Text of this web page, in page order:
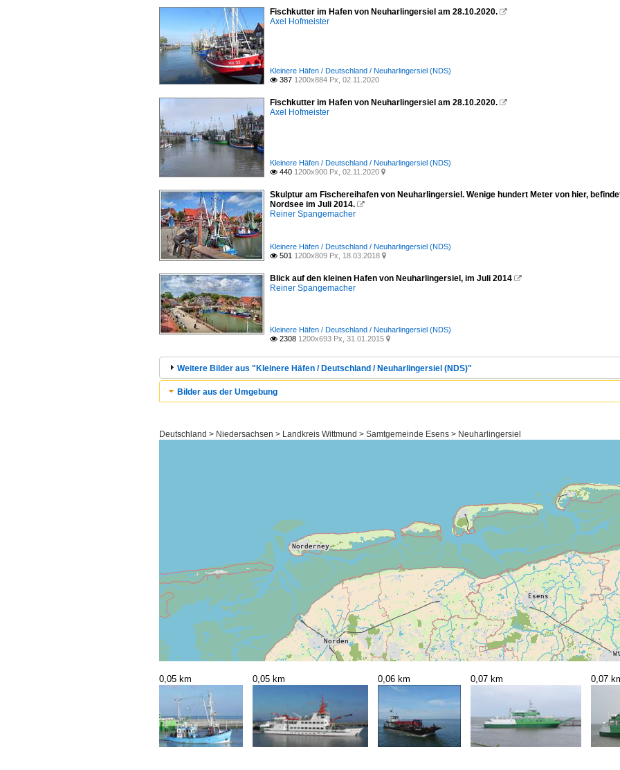
Fischkutter im Hafen von Neuharlingersiel am 28.10.2020. 
Axel Hofmeister
Kleinere Häfen / Deutschland / Neuharlingersiel (NDS)
 387 1200x884 Px, 02.11.2020
Fischkutter im Hafen von Neuharlingersiel am 28.10.2020. 
Axel Hofmeister
Kleinere Häfen / Deutschland / Neuharlingersiel (NDS)
 440 1200x900 Px, 02.11.2020 
Skulptur am Fischereihafen von Neuharlingersiel. Wenige hundert Meter von hier,
Nordsee im Juli 2014. 
Reiner Spangemacher
Kleinere Häfen / Deutschland / Neuharlingersiel (NDS)
 501 1200x809 Px, 18.03.2018 
Blick auf den kleinen Hafen von Neuharlingersiel, im Juli 2014 
Reiner Spangemacher
Kleinere Häfen / Deutschland / Neuharlingersiel (NDS)
 2308 1200x693 Px, 31.01.2015 
Weitere Bilder aus "Kleinere Häfen / Deutschland / Neuharlingersiel (NDS)"
Bilder aus der Umgebung
Deutschland > Niedersachsen > Landkreis Wittmund > Samtgemeinde Esens > Neuharlingersiel
0,05 km 0,05 km 0,06 km 0,07 km 0,07